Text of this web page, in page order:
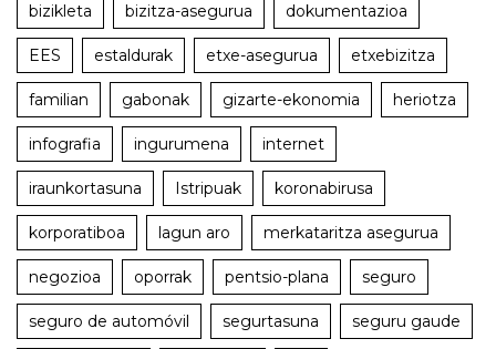
bizikleta bizitza-asegurua dokumentazioa
EES estaldurak etxe-asegurua etxebizitza
familian gabonak gizarte-ekonomia heriotza
infografia ingurumena internet
iraunkortasuna Istripuak koronabirusa
korporatiboa lagun aro merkataritza asegurua
negozioa oporrak pentsio-plana seguro
seguro de automóvil segurtasuna seguru gaude